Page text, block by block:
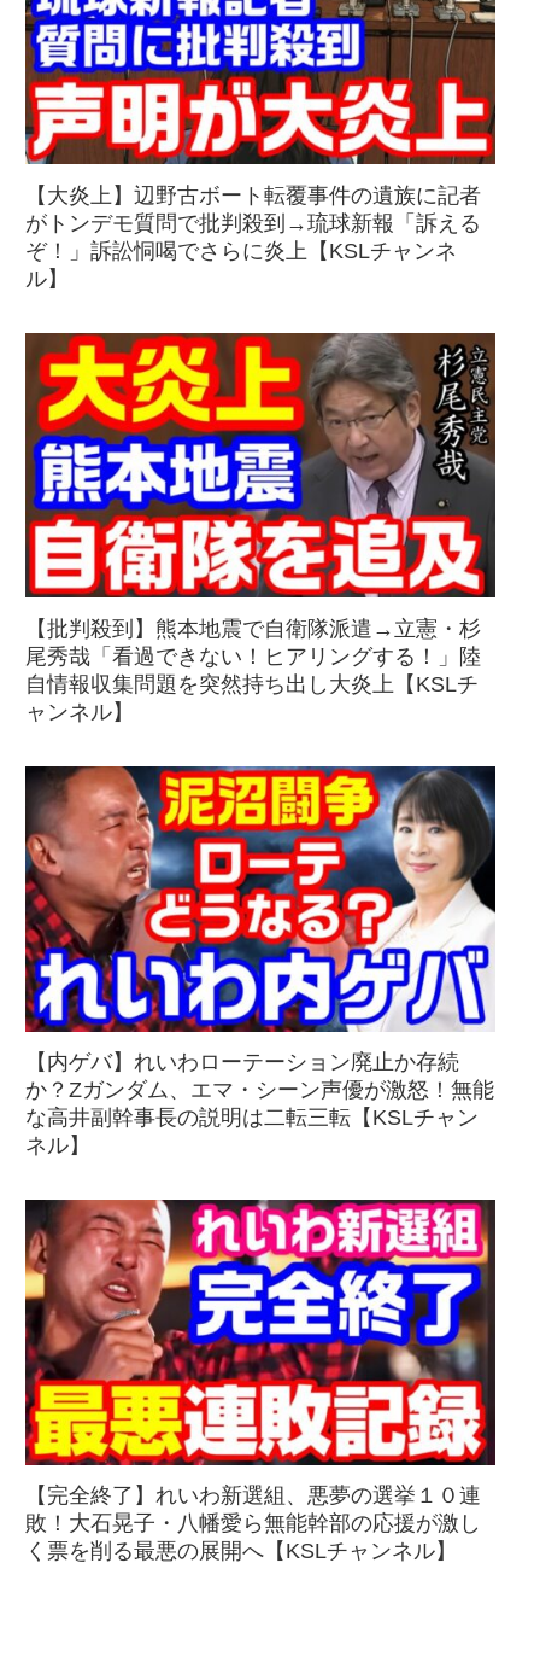
【大炎上】辺野古ボート転覆事件の遺族に記者
がトンデモ質問で批判殺到→琉球新報「訴える
ぞ！」訴訟恫喝でさらに炎上【KSLチャンネ
ル】
【批判殺到】熊本地震で自衛隊派遣→立憲・杉
尾秀哉「看過できない！ヒアリングする！」陸
自情報収集問題を突然持ち出し大炎上【KSLチ
ャンネル】
【内ゲバ】れいわローテーション廃止か存続
か？Zガンダム、エマ・シーン声優が激怒！無能
な高井副幹事長の説明は二転三転【KSLチャン
ネル】
【完全終了】れいわ新選組、悪夢の選挙１０連
敗！大石晃子・八幡愛ら無能幹部の応援が激し
く票を削る最悪の展開へ【KSLチャンネル】